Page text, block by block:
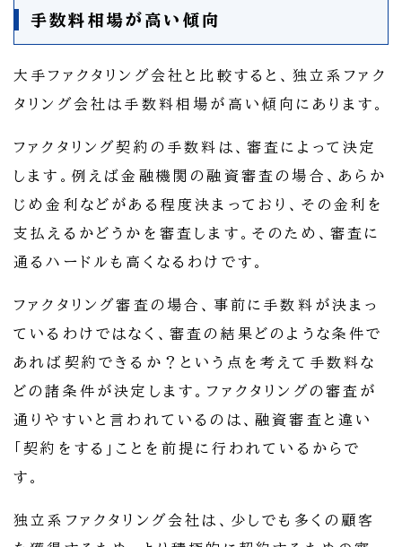
手数料相場が高い傾向
大手ファクタリング会社と比較すると、独立系ファク
タリング会社は手数料相場が高い傾向にあります。
ファクタリング契約の手数料は、審査によって決定
します。例えば金融機関の融資審査の場合、あらか
じめ金利などがある程度決まっており、その金利を
支払えるかどうかを審査します。そのため、審査に
通るハードルも高くなるわけです。
ファクタリング審査の場合、事前に手数料が決まっ
ているわけではなく、審査の結果どのような条件で
あれば契約できるか？という点を考えて手数料な
どの諸条件が決定します。ファクタリングの審査が
通りやすいと言われているのは、融資審査と違い
「契約をする」ことを前提に行われているからで
す。
独立系ファクタリング会社は、少しでも多くの顧客